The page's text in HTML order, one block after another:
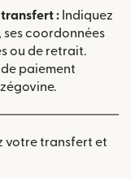
transfert : Indiquez
ses coordonnées
ou de retrait.
de paiement
votre transfert et